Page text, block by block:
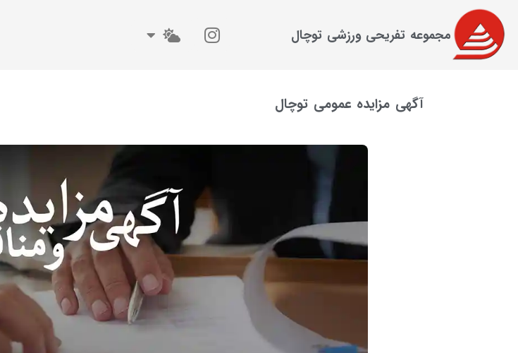
مجموعه تفریحی ورزشی توچال
آگهی مزایده عمومی توچال